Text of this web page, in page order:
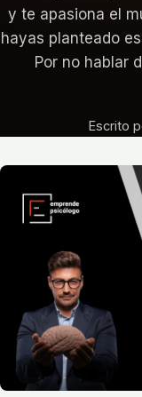
y te apasiona el
hayas planteado
Por no hablar
Escrito